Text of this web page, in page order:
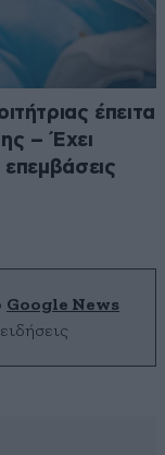
έπειτα
– Έχει
Google News